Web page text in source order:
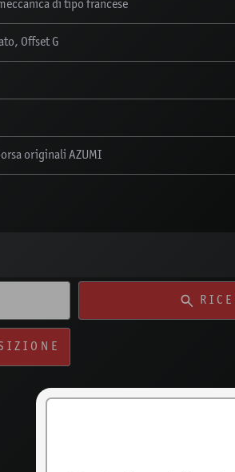
di tipo francese
Offset G
originali AZUMI